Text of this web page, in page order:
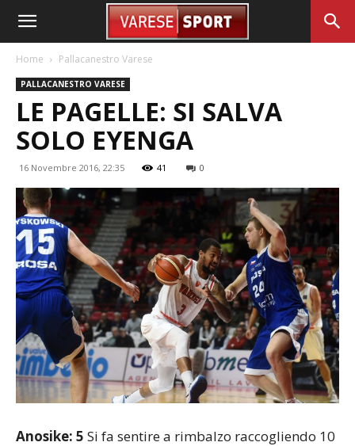
Home Pallacanestro Varese
PALLACANESTRO VARESE
LE PAGELLE: SI SALVA
SOLO EYENGA
16 Novembre 2016, 22:35 41 0
Anosike: 5 Si fa sentire a rimbalzo raccogliendo 10